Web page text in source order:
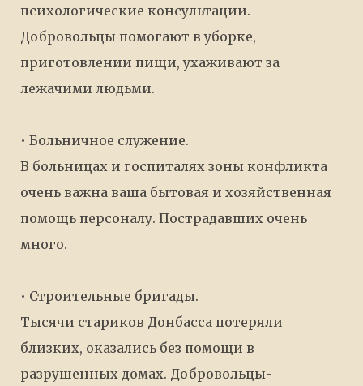
психологические консультации.
Добровольцы помогают в уборке,
приготовлении пищи, ухаживают за
лежачими людьми.
• Больничное служение.
В больницах и госпиталях зоны конфликта
очень важна ваша бытовая и хозяйственная
помощь персоналу. Пострадавших очень
много.
• Строительные бригады.
Тысячи стариков Донбасса потеряли
близких, оказались без помощи в
разрушенных домах. Добровольцы-